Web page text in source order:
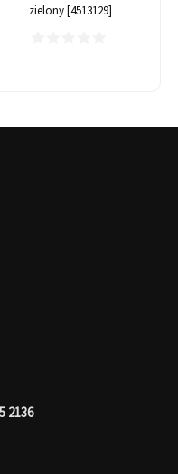
zielony [4513129]
2136